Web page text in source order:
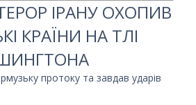
ІРАНУ ОХОПИВ
КРАЇНИ НА ТЛІ
протоку та завдав ударів